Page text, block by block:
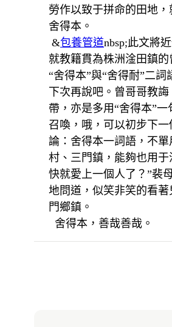
勞作以致于拼命的田地，
舍得本。
&包養管道nbsp;此文將
就教籍貫為株洲淦田鎮的
“舍得本”與“舍得耐”二詞
下次再說吧。曾哥哥教
帶，亦是多用“舍得本”一
召喚，哦，可以初步下一
論：舍得本一詞語，不
村、三門鎮，能夠也用于
快就愛上一個人了？”裴
地問道，似笑非笑的看著
門鄉鎮。
舍得本，善哉善哉。